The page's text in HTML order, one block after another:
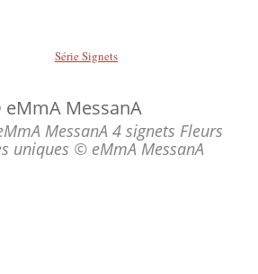
Série Signets
MessanA 4 signets Fleurs
uniques © eMmA MessanA